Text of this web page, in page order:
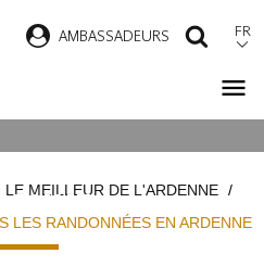
AMBASSADEURS FR
LE MEILLEUR DE L'ARDENNE
LES RANDONNÉES EN ARDENNE